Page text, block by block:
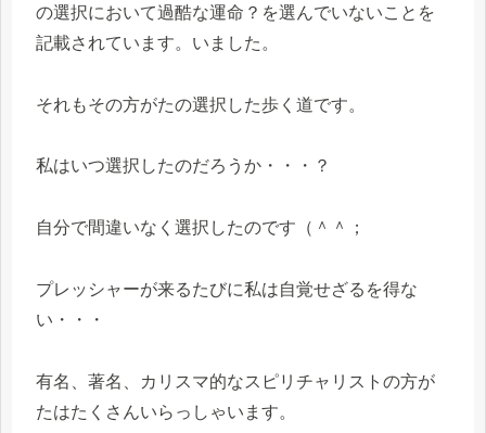
の選択において過酷な運命？を選んでいないことを
記載されています。いました。
それもその方がたの選択した歩く道です。
私はいつ選択したのだろうか・・・？
自分で間違いなく選択したのです（＾＾；
プレッシャーが来るたびに私は自覚せざるを得な
い・・・
有名、著名、カリスマ的なスピリチャリストの方が
たはたくさんいらっしゃいます。